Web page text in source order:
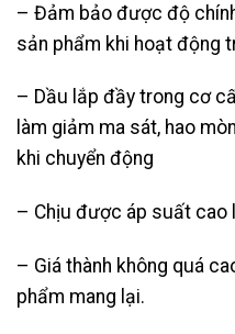
– Đảm bảo được độ
sản phẩm khi hoạt động
– Dầu lắp đầy trong cơ
làm giảm ma sát, hao
khi chuyển động
– Chịu được áp suất cao
– Giá thành không quá
phẩm mang lại.